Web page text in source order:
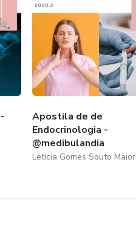
Apostila de de
Endocrinologia -
@medibulandia
Letícia Gomes Souto Maior